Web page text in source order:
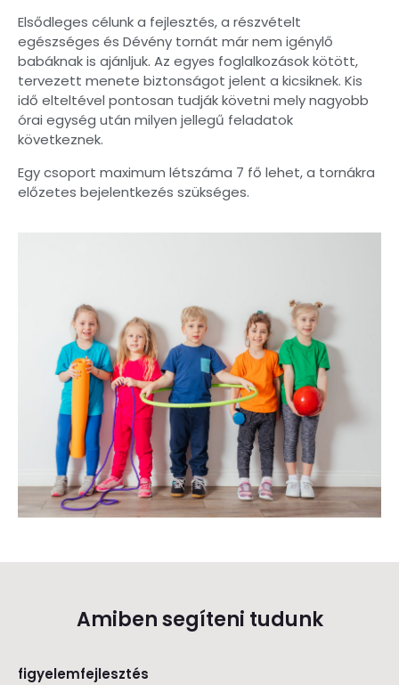
Elsődleges célunk a fejlesztés, a részvételt
egészséges és Dévény tornát már nem igénylő
babáknak is ajánljuk. Az egyes foglalkozások kötött,
tervezett menete biztonságot jelent a kicsiknek. Kis
idő elteltével pontosan tudják követni mely nagyobb
órai egység után milyen jellegű feladatok
következnek.
Egy csoport maximum létszáma 7 fő lehet, a tornákra
előzetes bejelentkezés szükséges.
Amiben segíteni tudunk
figyelemfejlesztés